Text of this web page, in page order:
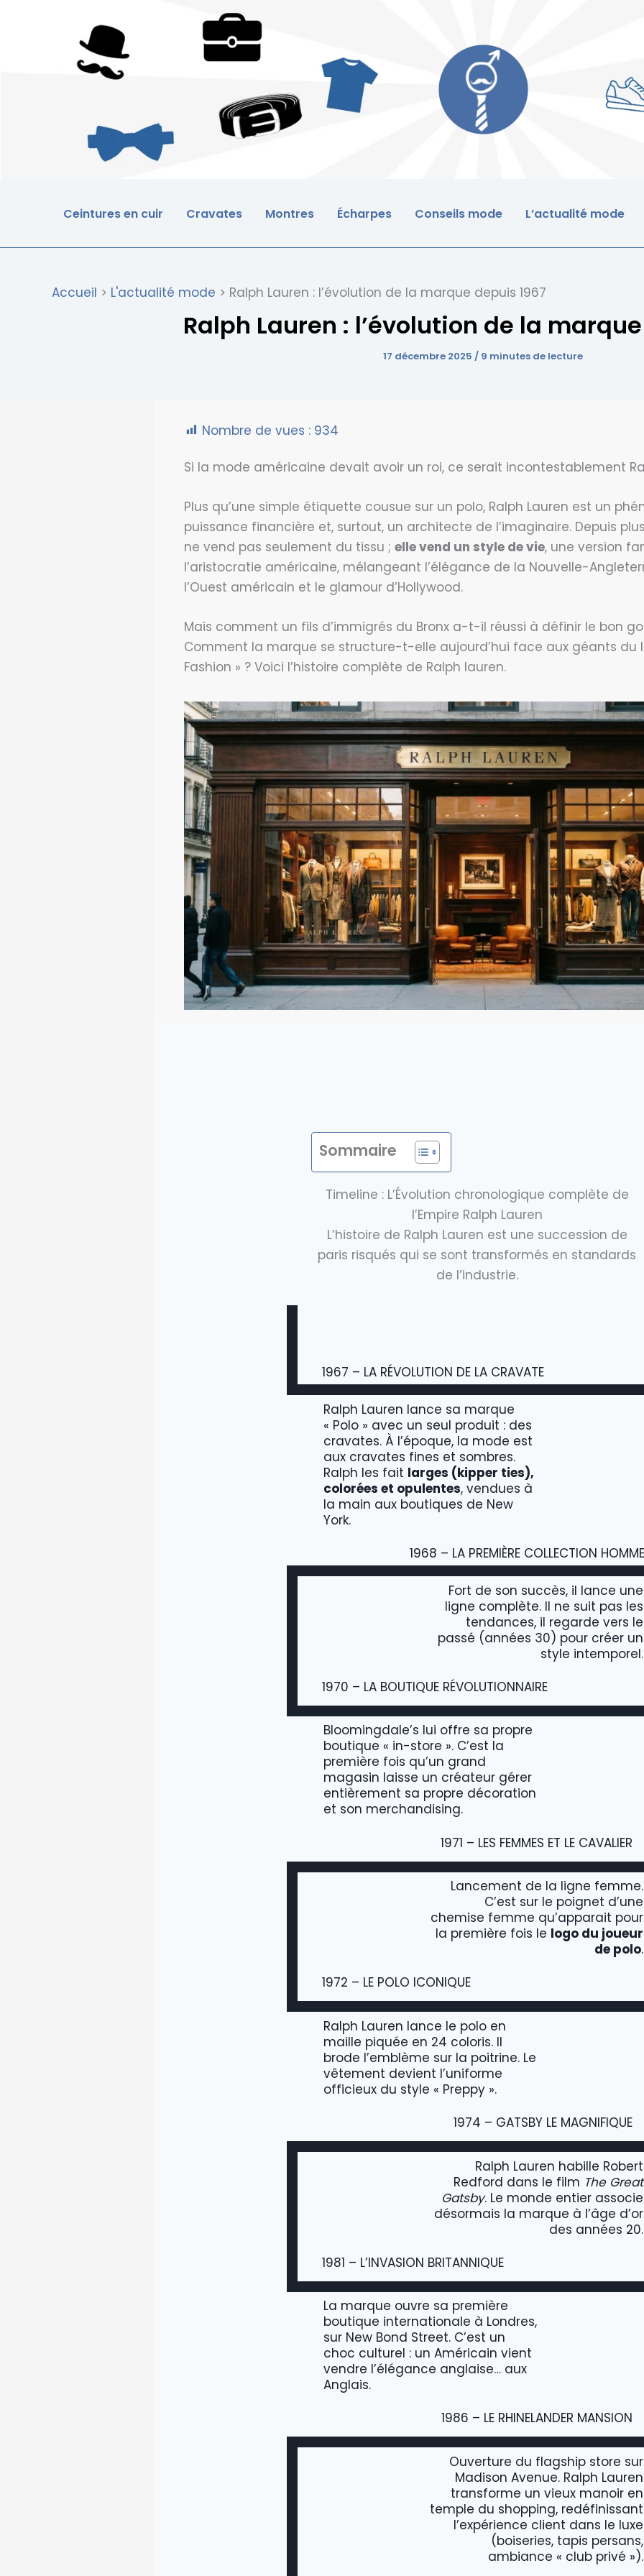
Ceintures en cuir Cravates Montres Écharpes Conseils mode L’actualité mode
Accueil L'actualité mode Ralph Lauren : l’évolution de la marque depuis 1967
Ralph Lauren : l’évolution de la
17 décembre 2025 / 9 minutes de lecture
Nombre de vues : 934
Si la mode américaine devait avoir un roi, ce serait incontestablement
Plus qu’une simple étiquette cousue sur un polo, Ralph Lauren est un
puissance financière et, surtout, un architecte de l’imaginaire. Depuis
ne vend pas seulement du tissu ; elle vend un style de vie, une version
l’aristocratie américaine, mélangeant l’élégance de la Nouvelle-
l’Ouest américain et le glamour d’Hollywood.
Mais comment un fils d’immigrés du Bronx a-t-il réussi à définir le bon
Comment la marque se structure-t-elle aujourd’hui face aux géants du
Fashion » ? Voici l’histoire complète de Ralph lauren.
Sommaire
Timeline : L’Évolution chronologique complète de
l’Empire Ralph Lauren
L’histoire de Ralph Lauren est une succession de
paris risqués qui se sont transformés en standards
de l’industrie.
1967 – LA RÉVOLUTION DE LA CRAVATE
Ralph Lauren lance sa marque
« Polo » avec un seul produit : des
cravates. À l’époque, la mode est
aux cravates fines et sombres.
Ralph les fait larges (kipper ties),
colorées et opulentes, vendues à
la main aux boutiques de New
York.
1968 – LA PREMIÈRE COLLECTION HOMME
Fort de son succès, il lance une
ligne complète. Il ne suit pas les
tendances, il regarde vers le
passé (années 30) pour créer un
style intemporel.
1970 – LA BOUTIQUE RÉVOLUTIONNAIRE
Bloomingdale’s lui offre sa propre
boutique « in-store ». C’est la
première fois qu’un grand
magasin laisse un créateur gérer
entièrement sa propre décoration
et son merchandising.
1971 – LES FEMMES ET LE CAVALIER
Lancement de la ligne femme.
C’est sur le poignet d’une
chemise femme qu’apparait pour
la première fois le logo du joueur
de polo.
1972 – LE POLO ICONIQUE
Ralph Lauren lance le polo en
maille piquée en 24 coloris. Il
brode l’emblème sur la poitrine. Le
vêtement devient l’uniforme
officieux du style « Preppy ».
1974 – GATSBY LE MAGNIFIQUE
Ralph Lauren habille Robert
Redford dans le film The Great
Gatsby. Le monde entier associe
désormais la marque à l’âge d’or
des années 20.
1981 – L’INVASION BRITANNIQUE
La marque ouvre sa première
boutique internationale à Londres,
sur New Bond Street. C’est un
choc culturel : un Américain vient
vendre l’élégance anglaise… aux
Anglais.
1986 – LE RHINELANDER MANSION
Ouverture du flagship store sur
Madison Avenue. Ralph Lauren
transforme un vieux manoir en
temple du shopping, redéfinissant
l’expérience client dans le luxe
(boiseries, tapis persans,
ambiance « club privé »).